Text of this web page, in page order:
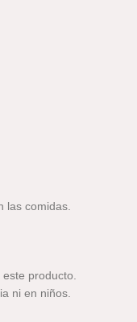
las comidas.
producto.
ni en niños.